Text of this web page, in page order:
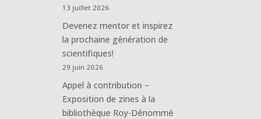
13 juillet 2026
Devenez mentor et inspirez
la prochaine génération de
scientifiques!
29 juin 2026
Appel à contribution –
Exposition de zines à la
bibliothèque Roy-Dénommé